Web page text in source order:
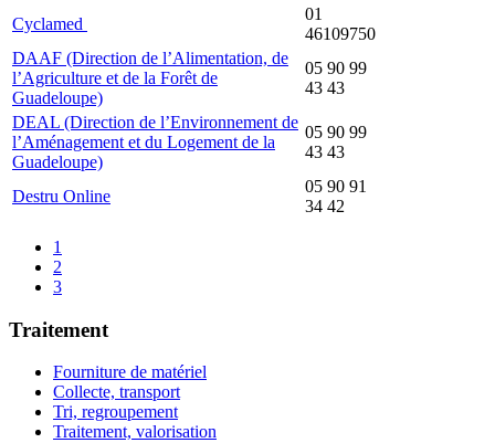
Cyclamed
01
46109750
DAAF (Direction de l’Alimentation, de
l’Agriculture et de la Forêt de
Guadeloupe)
05 90 99
43 43
DEAL (Direction de l’Environnement de
l’Aménagement et du Logement de la
Guadeloupe)
05 90 99
43 43
Destru Online
05 90 91
34 42
1
2
3
Traitement
Fourniture de matériel
Collecte, transport
Tri, regroupement
Traitement, valorisation